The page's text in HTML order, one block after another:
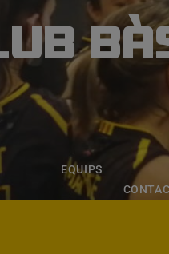
EQUIPS ESCOLA